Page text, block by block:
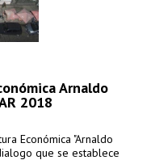
Arnaldo
2018
Económica "Arnaldo
que se establece